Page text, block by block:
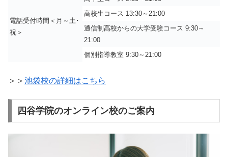
電話受付時間＜月～土･
祝＞
高校生コース 13:30～21:00
通信制高校からの大学受験コース 9:30～
21:00
個別指導教室 9:30～21:00
＞＞ 池袋校の詳細はこちら
四谷学院のオンライン校のご案内